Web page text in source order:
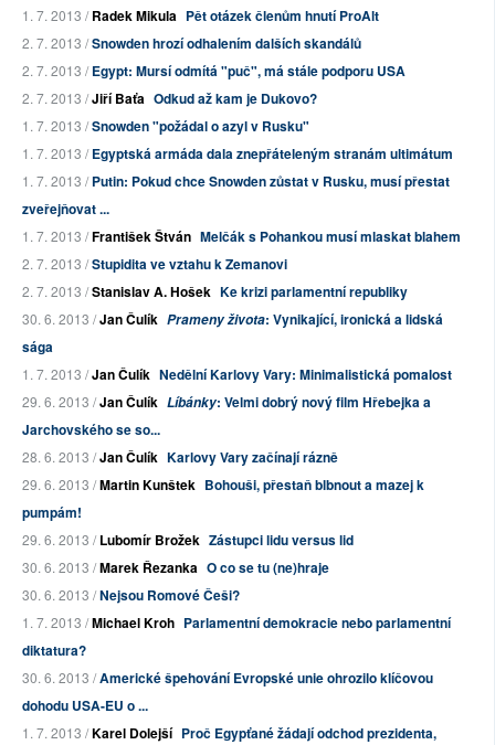
1. 7. 2013 /Radek Mikula Pět otázek členům hnutí ProAlt
2. 7. 2013 /Snowden hrozí odhalením dalších skandálů
2. 7. 2013 /Egypt: Mursí odmítá "puč", má stále podporu USA
2. 7. 2013 /Jiří Baťa Odkud až kam je Dukovo?
1. 7. 2013 /Snowden "požádal o azyl v Rusku"
1. 7. 2013 /Egyptská armáda dala znepřáteleným stranám ultimátum
1. 7. 2013 /Putin: Pokud chce Snowden zůstat v Rusku, musí přestat
zveřejňovat ...
1. 7. 2013 /František Štván Melčák s Pohankou musí mlaskat blahem
2. 7. 2013 /Stupidita ve vztahu k Zemanovi
2. 7. 2013 /Stanislav A. Hošek Ke krizi parlamentní republiky
30. 6. 2013 /Jan Čulík Prameny života: Vynikající, ironická a lidská
sága
1. 7. 2013 /Jan Čulík Nedělní Karlovy Vary: Minimalistická pomalost
29. 6. 2013 /Jan Čulík Líbánky: Velmi dobrý nový film Hřebejka a
Jarchovského se so...
28. 6. 2013 /Jan Čulík Karlovy Vary začínají rázně
29. 6. 2013 /Martin Kunštek Bohouši, přestaň blbnout a mazej k
pumpám!
29. 6. 2013 /Lubomír Brožek Zástupci lidu versus lid
30. 6. 2013 /Marek Řezanka O co se tu (ne)hraje
30. 6. 2013 /Nejsou Romové Češi?
1. 7. 2013 /Michael Kroh Parlamentní demokracie nebo parlamentní
diktatura?
30. 6. 2013 /Americké špehování Evropské unie ohrozilo klíčovou
dohodu USA-EU o ...
1. 7. 2013 /Karel Dolejší Proč Egypťané žádají odchod prezidenta,